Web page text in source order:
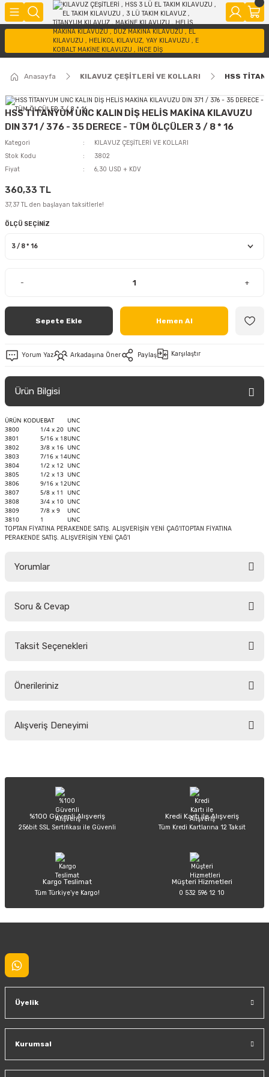
Anasayfa KILAVUZ ÇEŞİTLERİ VE KOLLARI HSS
HSS TİTANYUM UNC KALIN DİŞ HELİS MAKİNA KILAVUZU
DIN 371 / 376 - 35 DERECE - TÜM ÖLÇÜLER 3 / 8 * 16
Kategori
KILAVUZ ÇEŞİTLERİ VE KOLLARI
Stok Kodu
3802
Fiyat
6,30 USD + KDV
360,33 TL
37,37 TL den başlayan taksitlerle!
ÖLÇÜ SEÇİNİZ
- +
Sepete Ekle Hemen Al
Yorum Yaz Arkadaşına Öner Paylaş Karşılaştır
Ürün Bilgisi
ÜRÜN KODUEBAT
UNC
3800
1/4 x 20 UNC
3801
5/16 x 18UNC
3802
3/8 x 16 UNC
3803
7/16 x 14UNC
3804
1/2 x 12 UNC
3805
1/2 x 13 UNC
3806
9/16 x 12UNC
3807
5/8 x 11 UNC
3808
3/4 x 10 UNC
3809
7/8 x 9
UNC
3810
1 UNC
TOPTAN FİYATINA PERAKENDE SATIŞ. ALIŞVERİŞİN YENİ ÇAĞ'ITOPTAN FİYATINA
PERAKENDE SATIŞ. ALIŞVERİŞİN YENİ ÇAĞ'I
Yorumlar
Soru & Cevap
Taksit Seçenekleri
Önerileriniz
yetersiz gördüğünüz noktaları öneri formunu kullanarak tarafımıza
Ürün açıklamasında eksik bilgiler bulunuyor.
Ürün bilgilerinde hatalar bulunuyor.
Ürün fiyatı diğer sitelerden daha pahalı.
Alışveriş Deneyimi
Sitemize ilk yorumu siz yapın!
%100 Güvenli Alışveriş
256bit SSL Sertifikası ile Güvenli
Kredi Kartı ile Alışveriş
Tüm Kredi Kartlarına 12 Taksit
Kargo Teslimat
Tüm Türkiye’ye Kargo!
Müşteri Hizmetleri
0 532 596 12 10
Üyelik
Kurumsal